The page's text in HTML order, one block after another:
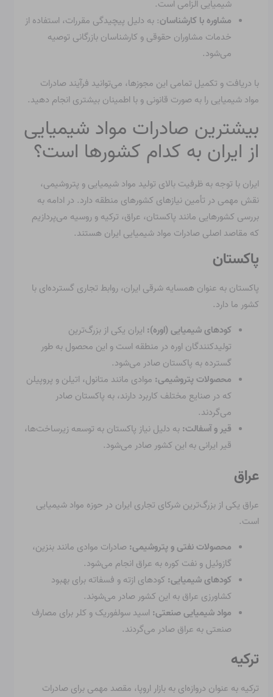
شیمیایی الزامی است.
مشاوره با کارشناسان: به دلیل پیچیدگی مقررات، استفاده از
خدمات مشاوران حقوقی و کارشناسان بازرگانی توصیه
می‌شود.
با دریافت و تکمیل تمامی این مجوزها، می‌توانید فرآیند صادرات
مواد شیمیایی را به صورت قانونی و با اطمینان بیشتری انجام دهید.
بیشترین صادرات مواد شیمیایی
از ایران به کدام کشورها است؟
ایران با توجه به ظرفیت بالای تولید مواد شیمیایی و پتروشیمی،
نقش مهمی در تأمین نیازهای کشورهای منطقه دارد. در ادامه به
بررسی کشورهایی مانند پاکستان، عراق، ترکیه و روسیه می‌پردازیم
که مقاصد اصلی صادرات مواد شیمیایی ایران هستند.
پاکستان
پاکستان به عنوان همسایه شرقی ایران، روابط تجاری گسترده‌ای با
کشور ما دارد.
کودهای شیمیایی (اوره): ایران یکی از بزرگ‌ترین
تولیدکنندگان اوره در منطقه است و این محصول به طور
گسترده به پاکستان صادر می‌شود.
محصولات پتروشیمی: موادی مانند متانول، اتیلن و پروپیلن
که در صنایع مختلف کاربرد دارند، به پاکستان صادر
می‌گردند.
قیر و آسفالت: به دلیل نیاز پاکستان به توسعه زیرساخت‌ها،
قیر ایرانی به این کشور صادر می‌شود.
عراق
عراق یکی از بزرگ‌ترین شرکای تجاری ایران در حوزه مواد شیمیایی
است.
محصولات نفتی و پتروشیمی: صادرات موادی مانند بنزین،
گازوئیل و نفت کوره به عراق انجام می‌شود.
کودهای شیمیایی: کودهای ازته و فسفاته برای بهبود
کشاورزی عراق به این کشور صادر می‌شوند.
مواد شیمیایی صنعتی: اسید سولفوریک و کلر برای مصارف
صنعتی به عراق صادر می‌گردند.
ترکیه
ترکیه به عنوان دروازه‌ای به بازار اروپا، مقصد مهمی برای صادرات